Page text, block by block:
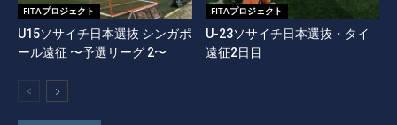
FITAプロジェクト
U15ソサイチ日本選抜 シンガポ
ール遠征 〜予選リーグ 2〜
FITAプロジェクト
U-23ソサイチ日本選抜・タイ
遠征2日目